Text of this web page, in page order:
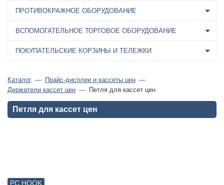
ПРОТИВОКРАЖНОЕ ОБОРУДОВАНИЕ
ВСПОМОГАТЕЛЬНОЕ ТОРГОВОЕ ОБОРУДОВАНИЕ
ПОКУПАТЕЛЬСКИЕ КОРЗИНЫ И ТЕЛЕЖКИ
Каталог
Прайс-дисплеи и кассеты цен
Держатели кассет цен
Петля для кассет цен
Петля для кассет цен
PC HOOK